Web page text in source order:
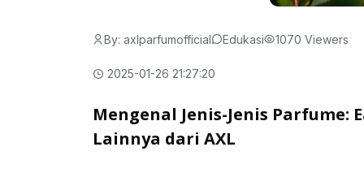
By: axlparfumofficial Edukasi 1070 Viewers
2025-01-26 21:27:20
Mengenal Jenis-Jenis Parfume:
Lainnya dari AXL